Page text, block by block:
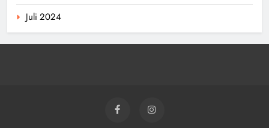
Juli 2024